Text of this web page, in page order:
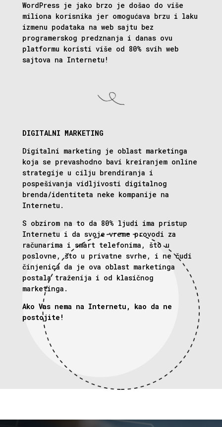
WordPress je jako brzo je došao do više
miliona korisnika jer omogućava brzu i laku
izmenu podataka na web sajtu bez
programerskog predznanja i danas ovu
platformu koristi više od 80% svih web
sajtova na Internetu!
DIGITALNI MARKETING
Digitalni marketing je oblast marketinga
koja se prevashodno bavi kreiranjem online
strategije u cilju brendiranja i
pospešivanja vidljivosti digitalnog
brenda/identiteta neke kompanije na
Internetu.
S obzirom na to da 80% ljudi ima pristup
Internetu i da svoje vreme provodi za
računarima i smart telefonima, što u
poslovne, što u privatne svrhe, i ne čudi
činjenica da je ova oblast marketinga
postala traženija i od klasičnog
marketinga.
Ako Vas nema na Internetu, kao da ne
postojite!